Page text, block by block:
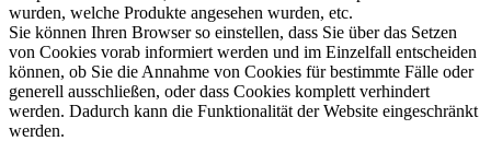
wurden, welche Produkte angesehen wurden, etc.
Sie können Ihren Browser so einstellen, dass Sie über das Setzen
von Cookies vorab informiert werden und im Einzelfall entscheiden
können, ob Sie die Annahme von Cookies für bestimmte Fälle oder
generell ausschließen, oder dass Cookies komplett verhindert
werden. Dadurch kann die Funktionalität der Website eingeschränkt
werden.